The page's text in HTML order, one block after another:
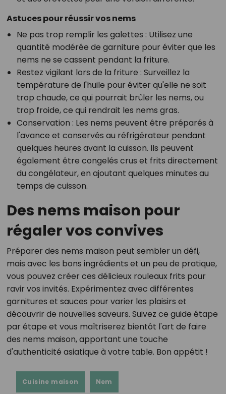
Astuces pour réussir vos nems
Ne pas trop remplir les galettes : Utilisez une
quantité modérée de garniture pour éviter que les
nems ne se cassent pendant la friture.
Restez vigilant lors de la friture : Surveillez la
température de l'huile pour éviter qu'elle ne soit
trop chaude, ce qui pourrait brûler les nems, ou
trop froide, ce qui rendrait les nems gras.
Conservation : Les nems peuvent être préparés à
l'avance et conservés au réfrigérateur pendant
quelques heures avant la cuisson. Ils peuvent
également être congelés crus et frits directement
du congélateur, en ajoutant quelques minutes au
temps de cuisson.
Des nems maison pour
régaler vos convives
Préparer des nems maison peut sembler un défi,
mais avec les bons ingrédients et un peu de pratique,
vous pouvez créer ces délicieux rouleaux frits pour
ravir vos invités. Expérimentez avec différentes
garnitures et sauces pour varier les plaisirs et
découvrir de nouvelles saveurs. Suivez ce guide étape
par étape et vous maîtriserez bientôt l'art de faire
des nems maison, apportant une touche
d'authenticité asiatique à votre table. Bon appétit !
Cuisine maison Nem